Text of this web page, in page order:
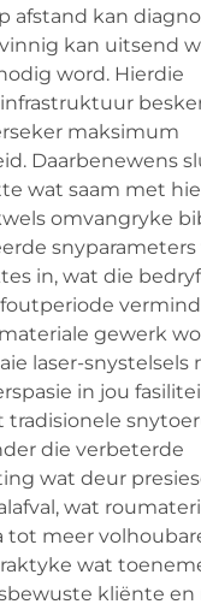
afstand kan
kan uitsend
word. Hierdie
maksimum
Daarbenewens
wat saam met
omvangryke
snyparameters
in, wat die
gewerk
laser-snystelsels
in jou
die verbeterde
wat deur
wat
tot meer
wat
kliënte en